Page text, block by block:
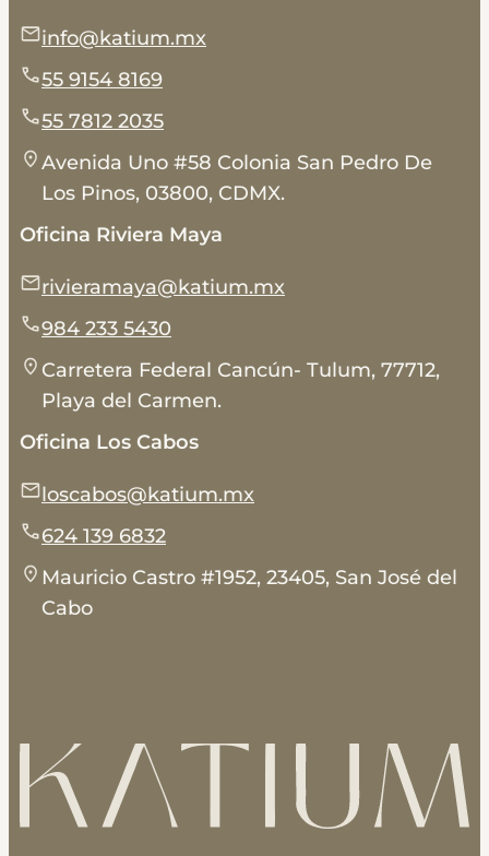
info@katium.mx
55 9154 8169
55 7812 2035
Avenida Uno #58 Colonia San Pedro De
Los Pinos, 03800, CDMX.
Oficina Riviera Maya
rivieramaya@katium.mx
984 233 5430
Carretera Federal Cancún- Tulum, 77712,
Playa del Carmen.
Oficina Los Cabos
loscabos@katium.mx
624 139 6832
Mauricio Castro #1952, 23405, San José del
Cabo